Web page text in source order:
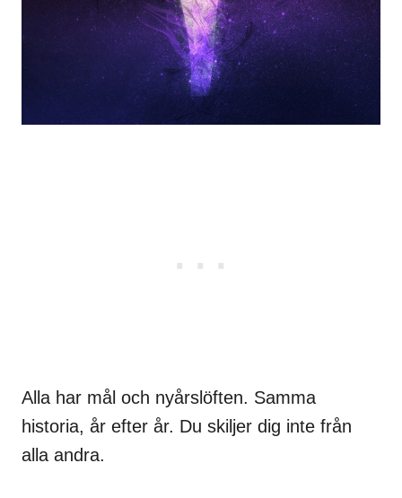
Alla har mål och nyårslöften. Samma
historia, år efter år. Du skiljer dig inte från
alla andra.